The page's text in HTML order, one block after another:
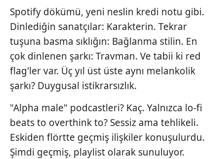
Spotify dökümü, yeni neslin kredi notu gibi.
Dinlediğin sanatçılar: Karakterin. Tekrar
tuşuna basma sıklığın: Bağlanma stilin. En
çok dinlenen şarkı: Travman. Ve tabii ki red
flag'ler var. Üç yıl üst üste aynı melankolik
şarkı? Duygusal istikrarsızlık.
"Alpha male" podcastleri? Kaç. Yalnızca lo-fi
beats to overthink to? Sessiz ama tehlikeli.
Eskiden flörtte geçmiş ilişkiler konuşulurdu.
Şimdi geçmiş, playlist olarak sunuluyor.